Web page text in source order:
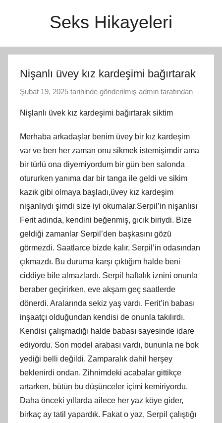
Seks Hikayeleri
Nişanlı üvey kız kardeşimi bağırtarak
Şubat 19, 2025 tarihinde gönderilmiş admin tarafından
Nişlanlı üvek kız kardeşimi bağırtarak siktim
Merhaba arkadaşlar benim üvey bir kız kardeşim
var ve ben her zaman onu sikmek istemişimdir ama
bir türlü ona diyemiyordum bir gün ben salonda
otururken yanıma dar bir tanga ile geldi ve sikim
kazık gibi olmaya başladı,üvey kız kardeşim
nişanlıydı şimdi size iyi okumalar.Serpil’in nişanlısı
Ferit adında, kendini beğenmiş, gıcık biriydi. Bize
geldiği zamanlar Serpil’den başkasını gözü
görmezdi. Saatlarce bizde kalır, Serpil’in odasından
çıkmazdı. Bu duruma karşı çıktığım halde beni
ciddiye bile almazlardı. Serpil haftalık iznini onunla
beraber geçirirken, eve akşam geç saatlerde
dönerdi. Aralarında sekiz yaş vardı. Ferit’in babası
inşaatçı olduğundan kendisi de onunla takılırdı.
Kendisi çalışmadığı halde babası sayesinde idare
ediyordu. Son model arabası vardı, bununla ne bok
yediği belli değildi. Zamparalık dahil herşey
beklenirdi ondan. Zihnimdeki acabalar gittikçe
artarken, bütün bu düşünceler içimi kemiriyordu.
Daha önceki yıllarda ailece her yaz köye gider,
birkaç ay tatil yapardık. Fakat o yaz, Serpil çalıştığı